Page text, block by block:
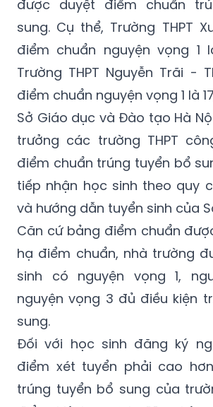
điểm chuẩn nguyện vọng 1
Trường THPT Nguyễn Trãi -
điểm chuẩn nguyện vọng 1 là
Sở Giáo dục và Đào tạo Hà
trưởng các trường THPT
điểm chuẩn trúng tuyển bổ
tiếp nhận học sinh theo quy
và hướng dẫn tuyển sinh của
Căn cứ bảng điểm chuẩn
hạ điểm chuẩn, nhà trường
sinh có nguyện vọng 1,
nguyện vọng 3 đủ điều kiện
sung.
Đối với học sinh đăng ký
điểm xét tuyển phải cao hơn
trúng tuyển bổ sung của
điểm. Với học sinh đăng ký
điểm xét tuyển phải cao